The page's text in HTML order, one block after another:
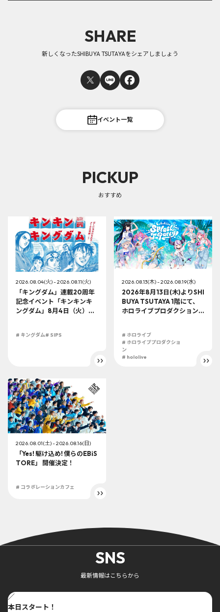
SHARE
新しくなったSHIBUYA TSUTAYAをシェアしましょう
イベント一覧
PICKUP
おすすめ
2026.08.04(火) - 2026.08.11(火)
「キングダム」連載20周年
記念イベント「キンキンキ
ングダム」8月4日（火）よ
# キングダム# SIPS
2026.08.13(木) - 2026.08.19(水)
2026年8月13日(木)よりSHI
BUYA TSUTAYA 1階にて、
ホロライブプロダクション
# ホロライブ
# ホロライブプロダクショ
ン
# hololive
2026.08.01(土) - 2026.08.16(日)
「Yes! 駆け込め! 僕らのEBiS
TORE」 開催決定！
# コラボレーションカフェ
SNS
最新情報はこちらから
／
本日スタート！